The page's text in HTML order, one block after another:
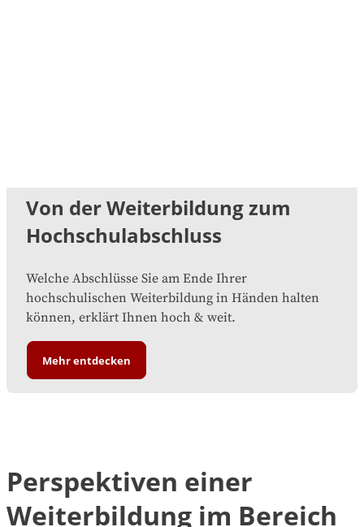
Von der Weiterbildung zum
Hochschulabschluss
Welche Abschlüsse Sie am Ende Ihrer
hochschulischen Weiterbildung in Händen halten
können, erklärt Ihnen hoch & weit.
Mehr entdecken
Perspektiven einer
Weiterbildung im Bereich